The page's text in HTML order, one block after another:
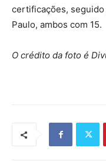
certificações, seguido
Paulo, ambos com 15.
O crédito da foto é